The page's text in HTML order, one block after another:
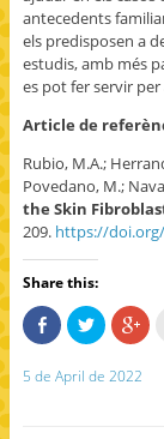
antecedents
els predisposen a
estudis, amb més
es pot fer servir
Article de
Rubio, M.A.;
Povedano, M.;
the Skin
209. https://doi.org/
Share this:
S
h
e
C
l
k
C
l
k
5 de April de 2022